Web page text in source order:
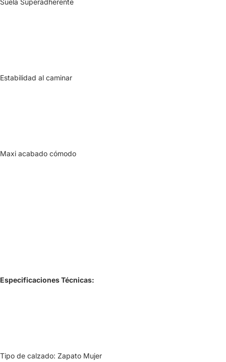
Suela Superadherente
Estabilidad al caminar
Maxi acabado cómodo
Especificaciones Técnicas:
Tipo de calzado: Zapato Mujer